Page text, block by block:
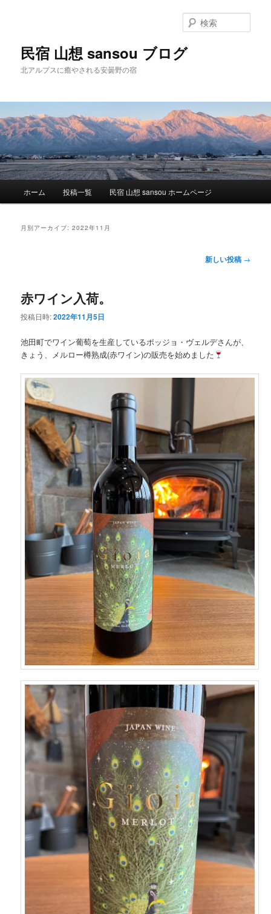
民宿 山想 sansou ブログ
北アルプスに癒やされる安曇野の宿
索
メ
ン
テ
ン
ツ
へ
移
動
サ
テ
ン
ツ
へ
移
動
ホーム 投稿一覧 民宿 山想 sansou ホームページ
月別アーカイブ:2022年11月
ビ
ゲ
ー
ョ
ン
新しい投稿 →
赤ワイン入荷。
投稿日時:2022年11月5日
池田町でワイン葡萄を生産しているポッジョ・ヴェルデさんが、
きょう、メルロー樽熟成(赤ワイン)の販売を始めました